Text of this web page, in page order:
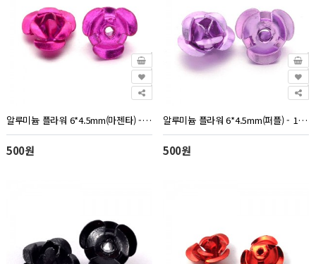
알루미늄 플라워 6*4.5mm(마젠타) - 10개
500원
알루미늄 플라워 6*4.5mm(퍼플) - 10개
500원